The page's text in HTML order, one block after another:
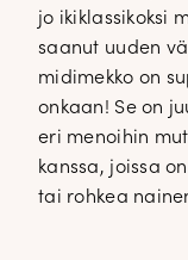
jo ikiklassikoksi
saanut uuden
midimekko on
onkaan! Se on
eri menoihin
kanssa, joissa
tai rohkea